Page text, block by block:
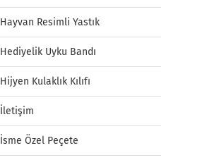
Hayvan Resimli Yastık
Hediyelik Uyku Bandı
Hijyen Kulaklık Kılıfı
İletişim
İsme Özel Peçete